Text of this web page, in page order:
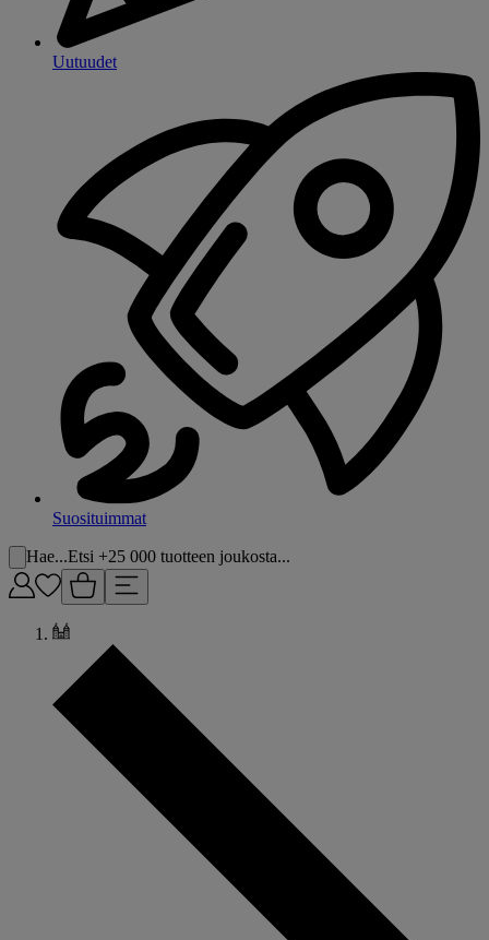
Uutuudet
Suosituimmat
Hae...Etsi +25 000 tuotteen joukosta...